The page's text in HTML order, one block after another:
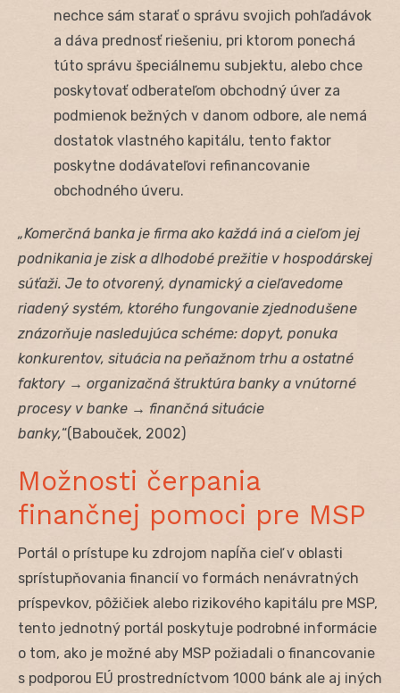
nechce sám starať o správu svojich pohľadávok
a dáva prednosť riešeniu, pri ktorom ponechá
túto správu špeciálnemu subjektu, alebo chce
poskytovať odberateľom obchodný úver za
podmienok bežných v danom odbore, ale nemá
dostatok vlastného kapitálu, tento faktor
poskytne dodávateľovi refinancovanie
obchodného úveru.
„Komerčná banka je firma ako každá iná a cieľom jej
podnikania je zisk a dlhodobé prežitie v hospodárskej
súťaži. Je to otvorený, dynamický a cieľavedome
riadený systém, ktorého fungovanie zjednodušene
znázorňuje nasledujúca schéme: dopyt, ponuka
konkurentov, situácia na peňažnom trhu a ostatné
faktory → organizačná štruktúra banky a vnútorné
procesy v banke → finančná situácie
banky,“(Babouček, 2002)
Možnosti čerpania
finančnej pomoci pre MSP
Portál o prístupe ku zdrojom napĺňa cieľ v oblasti
sprístupňovania financií vo formách nenávratných
príspevkov, pôžičiek alebo rizikového kapitálu pre MSP,
tento jednotný portál poskytuje podrobné informácie
o tom, ako je možné aby MSP požiadali o financovanie
s podporou EÚ prostredníctvom 1000 bánk ale aj iných